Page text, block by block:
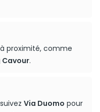
proximité, comme
Cavour.
Via Duomo pour